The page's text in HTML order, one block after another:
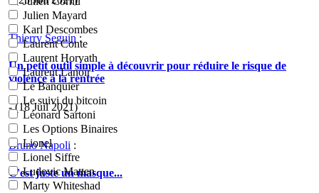
Julien Mayard
Karl Descombes
Laurent Conte
Laurent Horvath
Laurent Lanoir
Le Banquier
Le suivi du bitcoin
Léonard Sartoni
Les Options Binaires
Lionel
Lionel Siffre
Ludovic Matten
Marty Whiteshad
Thierry Seguin :
Un petit outil simple à découvrir pour réduire le risque de
violence à la rentrée
- (18 Juil 2021)
Bruno Napoli :
C'est juste un masque...